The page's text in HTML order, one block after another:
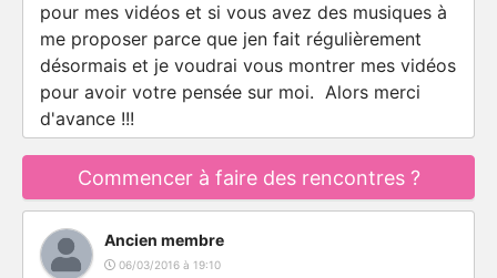
pour mes vidéos et si vous avez des musiques à
me proposer parce que jen fait régulièrement
désormais et je voudrai vous montrer mes vidéos
pour avoir votre pensée sur moi. Alors merci
d'avance !!!
Commencer à faire des rencontres ?
Ancien membre
06/03/2016 à 19:10